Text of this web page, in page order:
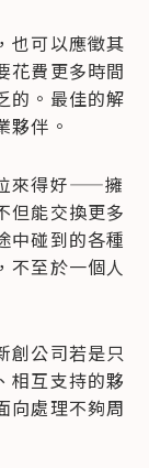
也可以應徵其
花費更多時間
的。最佳的解
夥伴。
來得好——擁
但能交換更多
中碰到的各種
不至於一個人
創公司若是只
相互支持的夥
向處理不夠周